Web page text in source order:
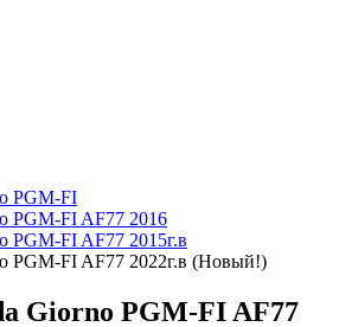
PGM-FI
PGM-FI AF77 2016
PGM-FI AF77 2015г.в
PGM-FI AF77 2022г.в (Новый!)
Giorno PGM-FI AF77